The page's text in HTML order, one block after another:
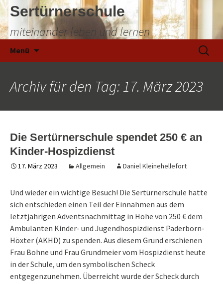
Sertürnerschule
miteinander leben und lernen
Menü
Suchen
nach:
Archiv für den Tag: 17. März 2023
Die Sertürnerschule spendet 250 € an
Kinder-Hospizdienst
17. März 2023 Allgemein Daniel Kleinehellefort
Und wieder ein wichtige Besuch! Die Sertürnerschule hatte
sich entschieden einen Teil der Einnahmen aus dem
letztjährigen Adventsnachmittag in Höhe von 250 € dem
Ambulanten Kinder- und Jugendhospizdienst Paderborn-
Höxter (AKHD) zu spenden. Aus diesem Grund erschienen
Frau Bohne und Frau Grundmeier vom Hospizdienst heute
in der Schule, um den symbolischen Scheck
entgegenzunehmen. Überreicht wurde der Scheck durch